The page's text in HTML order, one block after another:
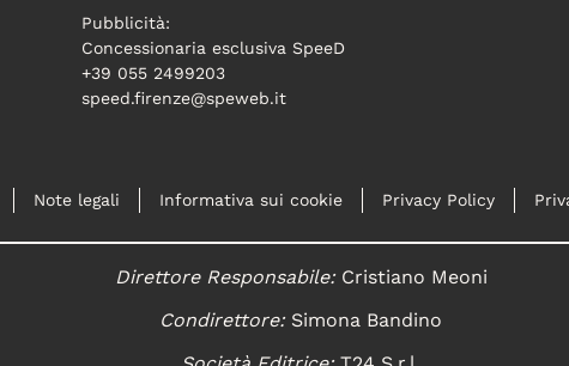
Pubblicità:
Concessionaria esclusiva SpeeD
+39 055 2499203
speed.firenze@speweb.it
Note legali Informativa sui cookie Privacy Policy
Direttore Responsabile:Cristiano Meoni
Condirettore:Simona Bandino